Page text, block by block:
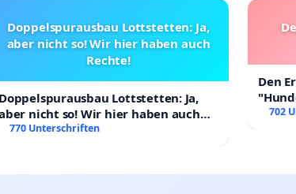
Doppelspurausbau Lottstetten: Ja,
aber nicht so! Wir hier haben auch
Rechte!
Doppelspurausbau Lottstetten: Ja,
nicht so! Wir hier haben auch
Rechte!
770 Unterschriften
Den
702